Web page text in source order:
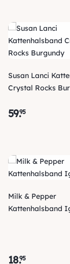
Susan Lanci
Crystal Rocks
59.95
Milk & Pepper
Kattenhalsband
18.95